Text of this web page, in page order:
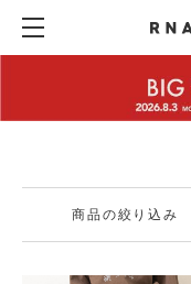
商品の絞り込み